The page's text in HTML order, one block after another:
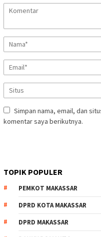
Simpan nama, email, dan
komentar saya berikutnya.
TOPIK POPULER
PEMKOT MAKASSAR
DPRD KOTA MAKASSAR
DPRD MAKASSAR